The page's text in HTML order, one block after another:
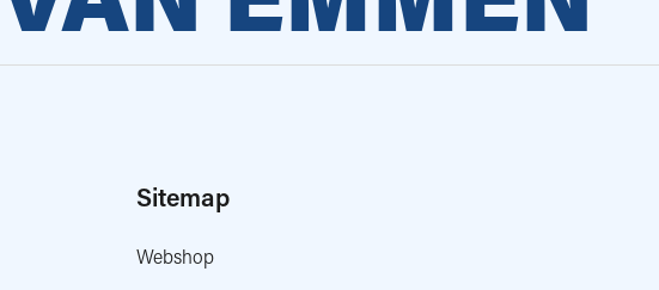
Sitemap
Webshop